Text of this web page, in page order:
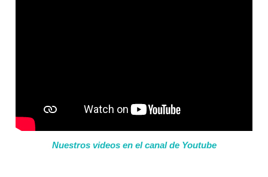
Nuestros videos en el canal de Youtube